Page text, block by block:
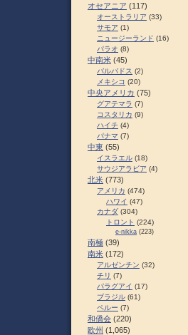
オセアニア (117)
オーストラリア (33)
サモア (1)
ニュージーランド (16)
パラオ (8)
中南米 (45)
バルバドス (2)
メキシコ (20)
中央アメリカ (75)
グアテマラ (7)
コスタリカ (9)
ハイチ (4)
パナマ (7)
中東 (55)
イスラエル (18)
サウジアラビア (4)
北米 (773)
アメリカ (474)
ハワイ (47)
カナダ (304)
トロント (224)
e-nikka (223)
南極 (39)
南米 (172)
アルゼンチン (32)
チリ (7)
パラグアイ (17)
ブラジル (61)
ペルー (7)
和僑会 (220)
欧州 (1,065)